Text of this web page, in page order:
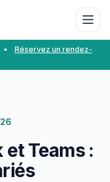
•
Réservez un rendez-
Teams :